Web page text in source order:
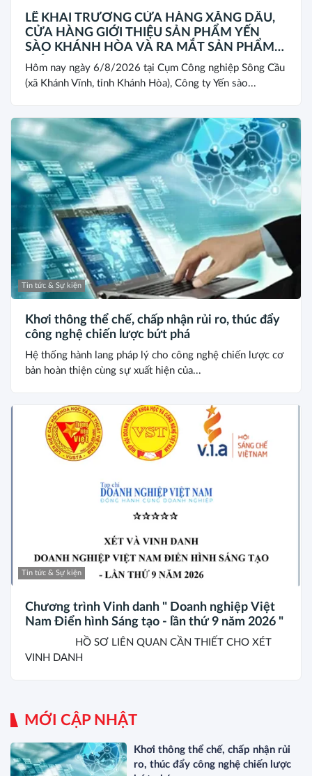
LỄ KHAI TRƯƠNG CỬA HÀNG XĂNG DẦU,
CỬA HÀNG GIỚI THIỆU SẢN PHẨM YẾN
SÀO KHÁNH HÒA VÀ RA MẮT SẢN PHẨM
MỚI SANEST/SANVINEST SVN79
Hôm nay ngày 6/8/2026 tại Cụm Công nghiệp Sông Cầu
(xã Khánh Vĩnh, tỉnh Khánh Hòa), Công ty Yến sào...
Tin tức & Sự kiện
Khơi thông thể chế, chấp nhận rủi ro, thúc đẩy
công nghệ chiến lược bứt phá
Hệ thống hành lang pháp lý cho công nghệ chiến lược cơ
bản hoàn thiện cùng sự xuất hiện của...
Tin tức & Sự kiện
Chương trình Vinh danh " Doanh nghiệp Việt
Nam Điển hình Sáng tạo - lần thứ 9 năm 2026 "
HỒ SƠ LIÊN QUAN CẦN THIẾT CHO XÉT
VINH DANH
MỚI CẬP NHẬT
Khơi thông thể chế, chấp nhận rủi
ro, thúc đẩy công nghệ chiến lược